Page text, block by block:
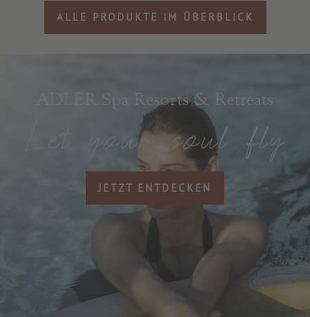
ALLE PRODUKTE IM ÜBERBLICK
ADLER Spa Resorts & Retreats
JETZT ENTDECKEN